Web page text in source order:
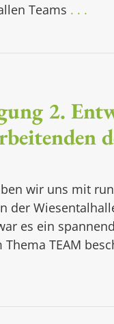
Teams . . .
2.
wir uns mit
der
es ein
TEAM